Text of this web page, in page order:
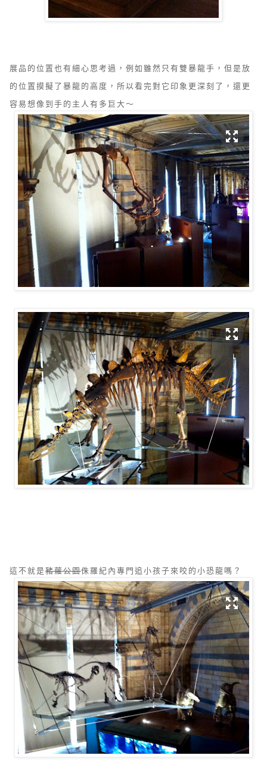
展品的位置也有細心思考過，例如雖然只有雙暴龍手，但是放
的位置摸擬了暴龍的高度，所以看完對它印象更深刻了，還更
容易想像到手的主人有多巨大～
這不就是豬蘿公園侏羅紀內專門追小孩子來咬的小恐龍嗎？